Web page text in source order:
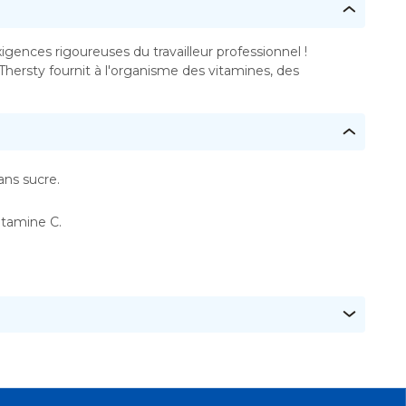
rigoureuses du travailleur professionnel !
fournit à l'organisme des vitamines, des
sucre.
C.